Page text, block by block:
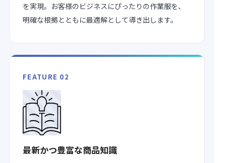
を実現。お客様のビジネスにぴったりの作業服を、
明確な根拠とともに最適解として導き出します。
FEATURE 02
最新かつ豊富な商品知識